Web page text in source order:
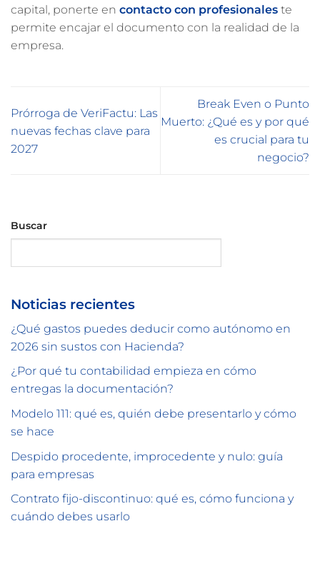
capital, ponerte en contacto con profesionales te
permite encajar el documento con la realidad de la
empresa.
Prórroga de VeriFactu: Las
nuevas fechas clave para
2027
Break Even o Punto
Muerto: ¿Qué es y por qué
es crucial para tu
negocio?
Buscar
Noticias recientes
¿Qué gastos puedes deducir como autónomo en
2026 sin sustos con Hacienda?
¿Por qué tu contabilidad empieza en cómo
entregas la documentación?
Modelo 111: qué es, quién debe presentarlo y cómo
se hace
Despido procedente, improcedente y nulo: guía
para empresas
Contrato fijo-discontinuo: qué es, cómo funciona y
cuándo debes usarlo